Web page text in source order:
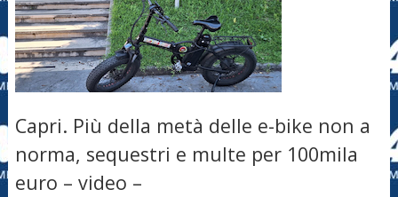
Capri. Più della metà delle e-bike non a
norma, sequestri e multe per 100mila
euro – video –